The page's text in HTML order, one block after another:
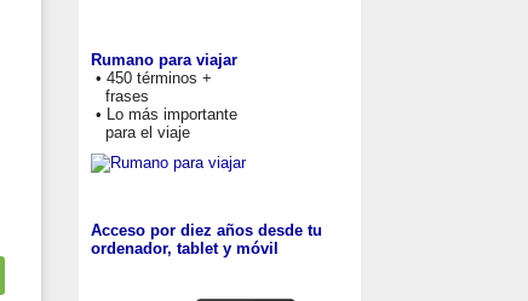
Rumano para viajar
• 450 términos +
frases
• Lo más importante
para el viaje
Acceso por diez años desde tu
ordenador, tablet y móvil